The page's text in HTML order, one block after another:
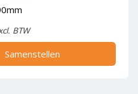
BTW
Samenstellen